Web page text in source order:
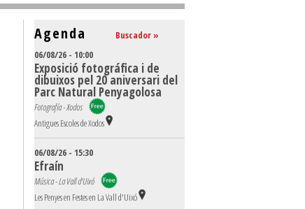
Agenda
Buscador »
06/08/26 - 10:00
Exposició fotográfica i de
dibuixos pel 20 aniversari del
Parc Natural Penyagolosa
Fotografía - Xodos
Antigues Escoles de Xodos
06/08/26 - 15:30
Efraín
Música - La Vall d'Uixó
Les Penyes en Festes en La Vall d'Uixó